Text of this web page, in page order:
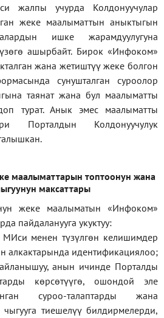
жалпы учурда Колдонуучулар
жеке маалыматтын аныктыгын
ишке жарамдуулугуна
ашырбайт. Бирок «Инфоком»
жана жетиштүү жеке болгон
сунушталган суроолор
таянат жана бул маалыматты
турат. Анык эмес маалыматты
Порталдын Колдонуучулук
маалыматтарын топтоонун жана
максаттары
жеке маалыматын «Инфоком»
пайдаланууга укуктуу:
менен түзүлгөн келишимдер
алкактарында идентификациялоо;
анын ичинде Порталды
көрсөтүүгө, ошондой эле
суроо-талаптарды жана
тиешелүү билдирмелерди,